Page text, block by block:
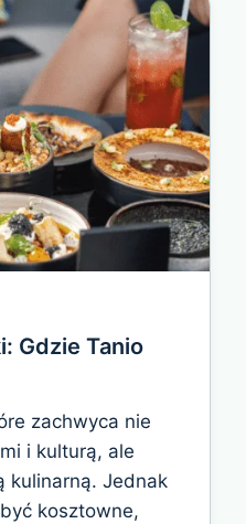
Gdzie Tanio
zachwyca nie
i kulturą, ale
kulinarną. Jednak
kosztowne,